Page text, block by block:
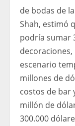
de bodas de
Shah, estimó
podría sumar
escenario
millones de
costos de bar
millón de
300.000